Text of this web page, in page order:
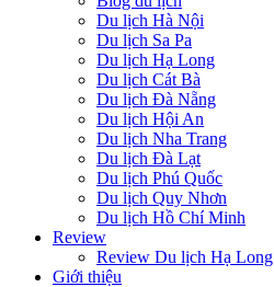
Du lịch Hà Nội
Du lịch Sa Pa
Du lịch Hạ Long
Du lịch Cát Bà
Du lịch Đà Nẵng
Du lịch Hội An
Du lịch Nha Trang
Du lịch Đà Lạt
Du lịch Phú Quốc
Du lịch Quy Nhơn
Du lịch Hồ Chí Minh
Review
Review Du lịch Hạ Long
Giới thiệu